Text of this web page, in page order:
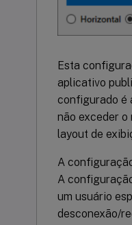
Esta
aplicativo
configurado é
não exceder o
layout de
A
A
um usuário
desconexão/